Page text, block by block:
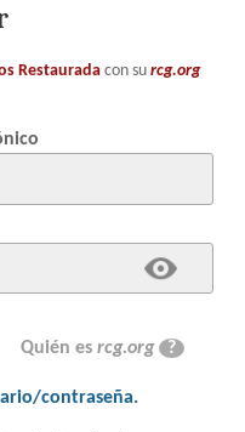
Restauradacon su rcg.org
Quién esrcg.org ?
contraseña.